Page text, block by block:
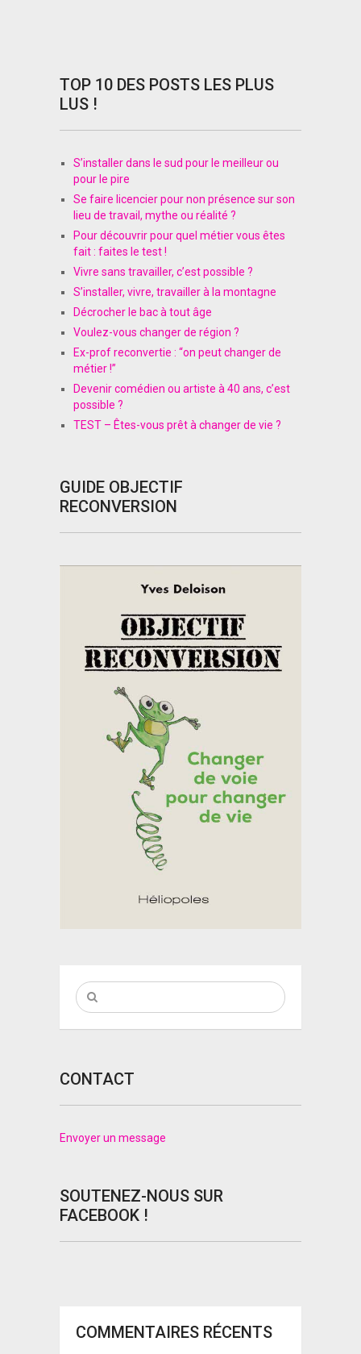
TOP 10 DES POSTS LES PLUS
LUS !
S’installer dans le sud pour le meilleur ou
pour le pire
Se faire licencier pour non présence sur son
lieu de travail, mythe ou réalité ?
Pour découvrir pour quel métier vous êtes
fait : faites le test !
Vivre sans travailler, c’est possible ?
S’installer, vivre, travailler à la montagne
Décrocher le bac à tout âge
Voulez-vous changer de région ?
Ex-prof reconvertie : “on peut changer de
métier !”
Devenir comédien ou artiste à 40 ans, c’est
possible ?
TEST – Êtes-vous prêt à changer de vie ?
GUIDE OBJECTIF
RECONVERSION
CONTACT
Envoyer un message
SOUTENEZ-NOUS SUR
FACEBOOK !
COMMENTAIRES RÉCENTS